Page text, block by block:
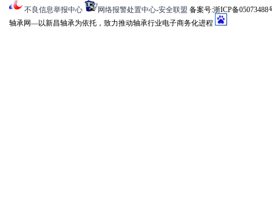
不良信息举报中心 网络报警处置中心-安全联盟 备案号:浙ICP备05073488
轴承网―以新昌轴承为依托，致力推动轴承行业电子商务化进程